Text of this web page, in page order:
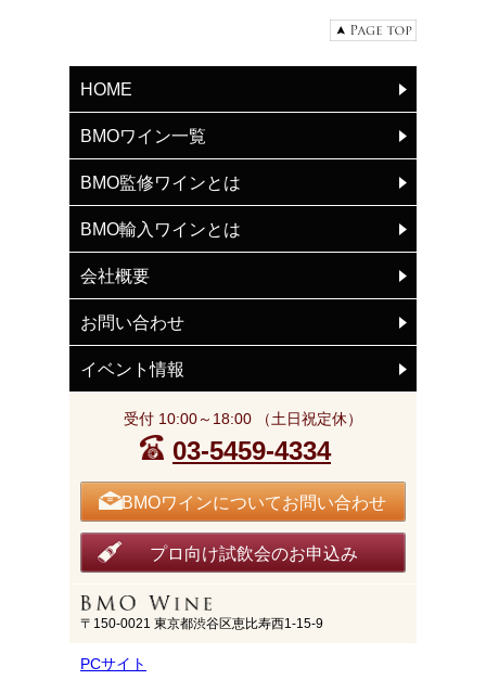
HOME
BMOワイン一覧
BMO監修ワインとは
BMO輸入ワインとは
会社概要
お問い合わせ
イベント情報
受付 10:00～18:00 （土日祝定休）
03-5459-4334
BMOワインについてお問い合わせ
プロ向け試飲会のお申込み
〒150-0021 東京都渋谷区恵比寿西1-15-9
PCサイト